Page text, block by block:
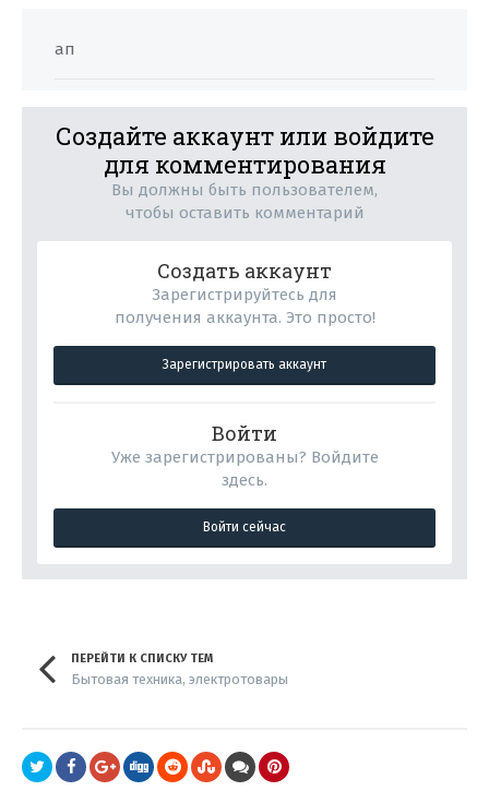
ап
Создайте аккаунт или войдите
для комментирования
Вы должны быть пользователем,
чтобы оставить комментарий
Создать аккаунт
Зарегистрируйтесь для
получения аккаунта. Это просто!
Зарегистрировать аккаунт
Войти
Уже зарегистрированы? Войдите
здесь.
Войти сейчас
ПЕРЕЙТИ К СПИСКУ ТЕМ
Бытовая техника, электротовары